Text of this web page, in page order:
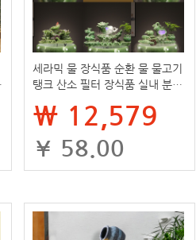
세라믹 물 장식품 순환 물 물고기
탱크 산소 필터 장식품 실내 분수
₩ 12,579
¥ 58.00